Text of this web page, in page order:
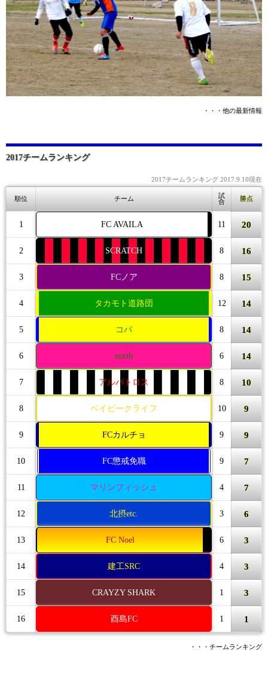
・・・他の最新情報
2017チームランキング
2017チームランキング 2017.9.10現在
順位 チーム
試
合
勝点
1 FC AVAILA 11 20
2 SCRATCH 8 16
3 FCノア 8 15
4 タカモト道路団 12 14
5 コパ 8 14
6 north 6 14
7 アルバトロス 8 10
8 ベイビークライフ 10 9
9 FCカルチョ 9 9
10 FC懲戒免職 9 7
11 マリンフィッシュ 4 7
12 北摂etc. 3 6
13 FC Noel 6 3
14 建工SRC 4 3
15 CRAYZY SHARK 1 3
16 酉島FC 1 1
・・・チームランキング